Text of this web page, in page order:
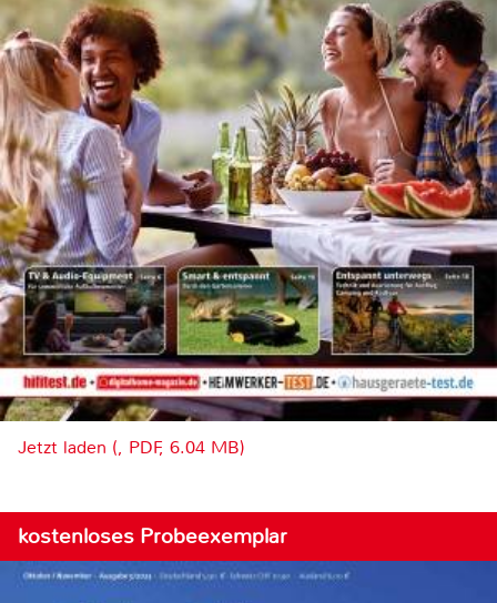
Jetzt laden (, PDF, 6.04 MB)
kostenloses Probeexemplar